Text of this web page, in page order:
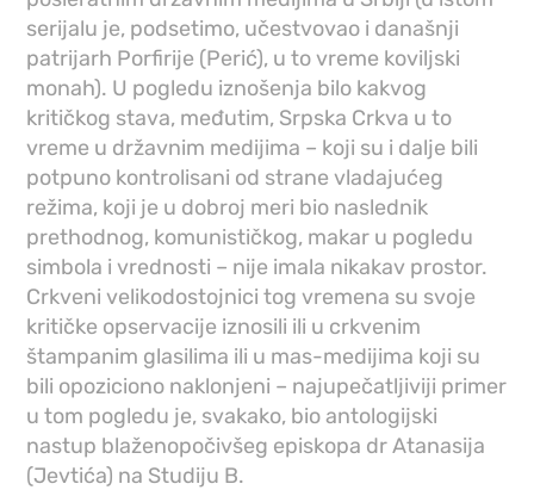
serijalu je, podsetimo, učestvovao i današnji
patrijarh Porfirije (Perić), u to vreme koviljski
monah). U pogledu iznošenja bilo kakvog
kritičkog stava, međutim, Srpska Crkva u to
vreme u državnim medijima – koji su i dalje bili
potpuno kontrolisani od strane vladajućeg
režima, koji je u dobroj meri bio naslednik
prethodnog, komunističkog, makar u pogledu
simbola i vrednosti – nije imala nikakav prostor.
Crkveni velikodostojnici tog vremena su svoje
kritičke opservacije iznosili ili u crkvenim
štampanim glasilima ili u mas-medijima koji su
bili opoziciono naklonjeni – najupečatljiviji primer
u tom pogledu je, svakako, bio antologijski
nastup blaženopočivšeg episkopa dr Atanasija
(Jevtića) na Studiju B.